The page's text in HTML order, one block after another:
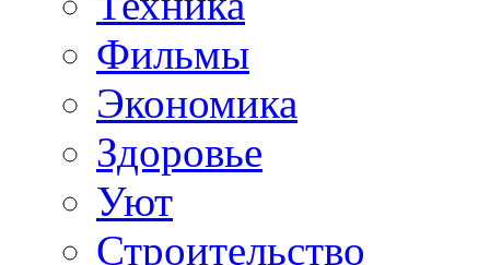
Фильмы
Экономика
Здоровье
Уют
Строительство